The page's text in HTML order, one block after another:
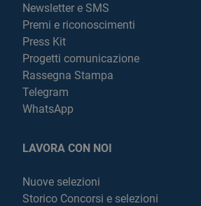
Newsletter e SMS
Premi e riconoscimenti
Press Kit
Progetti comunicazione
Rassegna Stampa
Telegram
WhatsApp
LAVORA CON NOI
Nuove selezioni
Storico Concorsi e selezioni